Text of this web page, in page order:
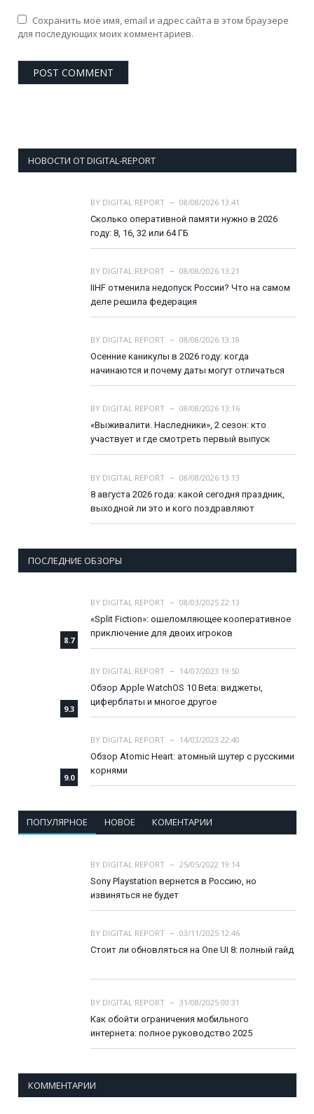
Сохранить моё имя, email и адрес сайта в этом браузере
для последующих моих комментариев.
НОВОСТИ ОТ DIGITAL-REPORT
BY DIGITAL REPORT
08/08/2026 13:41
Сколько оперативной памяти нужно в 2026
году: 8, 16, 32 или 64 ГБ
BY DIGITAL REPORT
08/08/2026 13:21
IIHF отменила недопуск России? Что на самом
деле решила федерация
BY DIGITAL REPORT
08/08/2026 13:18
Осенние каникулы в 2026 году: когда
начинаются и почему даты могут отличаться
BY DIGITAL REPORT
08/08/2026 13:16
«Выживалити. Наследники», 2 сезон: кто
участвует и где смотреть первый выпуск
BY DIGITAL REPORT
08/08/2026 13:13
8 августа 2026 года: какой сегодня праздник,
выходной ли это и кого поздравляют
ПОСЛЕДНИЕ ОБЗОРЫ
8.7
BY DIGITAL REPORT
08/03/2025 22:13
«Split Fiction»: ошеломляющее кооперативное
приключение для двоих игроков
9.3
BY DIGITAL REPORT
14/07/2023 19:50
Обзор Apple WatchOS 10 Beta: виджеты,
циферблаты и многое другое
9.0
BY DIGITAL REPORT
14/03/2023 22:40
Обзор Atomic Heart: атомный шутер с русскими
корнями
ПОПУЛЯРНОЕ НОВОЕ КОМЕНТАРИИ
BY DIGITAL REPORT
25/05/2022 19:14
Sony Playstation вернется в Россию, но
извиняться не будет
BY DIGITAL REPORT
03/11/2025 12:46
Стоит ли обновляться на One UI 8: полный гайд
BY DIGITAL REPORT
31/08/2025 00:31
Как обойти ограничения мобильного
интернета: полное руководство 2025
КОММЕНТАРИИ